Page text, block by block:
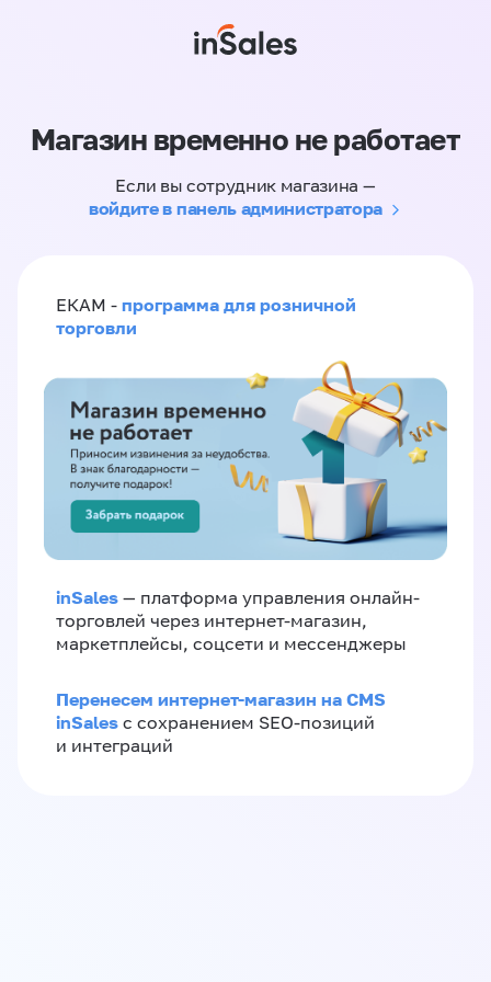
Магазин временно не работает
Если вы сотрудник магазина —
войдите в панель администратора
ЕКАМ - программа для розничной
торговли
inSales — платформа управления онлайн-
торговлей через интернет-магазин,
маркетплейсы, соцсети и мессенджеры
Перенесем интернет-магазин на CMS
inSales с сохранением SEO-позиций
и интеграций